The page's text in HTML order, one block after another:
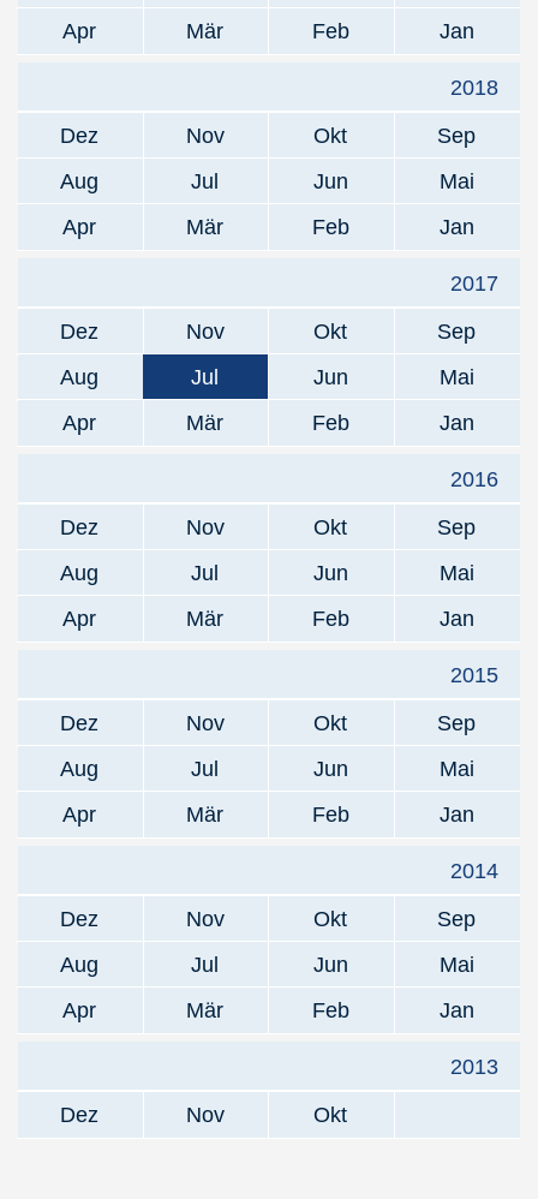
Apr
Mär Feb Jan
2018
Dez
Nov Okt
Sep
Aug
Jul Jun
Mai
Apr
Mär Feb Jan
2017
Dez
Nov Okt
Sep
Aug
Jul Jun
Mai
Apr
Mär Feb Jan
2016
Dez
Nov Okt
Sep
Aug
Jul Jun
Mai
Apr
Mär Feb Jan
2015
Dez
Nov Okt
Sep
Aug
Jul Jun
Mai
Apr
Mär Feb Jan
2014
Dez
Nov Okt
Sep
Aug
Jul Jun
Mai
Apr
Mär Feb Jan
2013
Dez
Nov Okt